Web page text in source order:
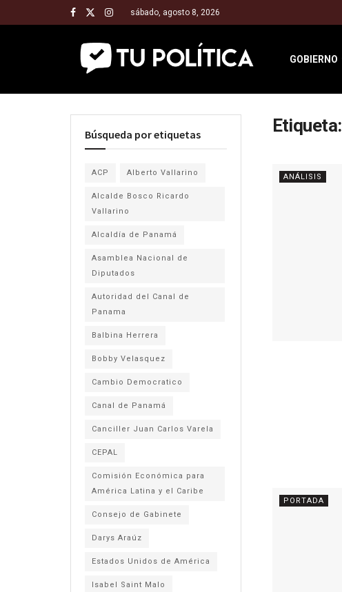
sábado, agosto 8, 2026
GOBIERNO
Etiqueta:
ANÁLISIS
PORTADA
Búsqueda por etiquetas
ACP Alberto Vallarino
Alcalde Bosco Ricardo
Vallarino
Alcaldía de Panamá
Asamblea Nacional de
Diputados
Autoridad del Canal de
Panama
Balbina Herrera
Bobby Velasquez
Cambio Democratico
Canal de Panamá
Canciller Juan Carlos Varela
CEPAL
Comisión Económica para
América Latina y el Caribe
Consejo de Gabinete
Darys Araúz
Estados Unidos de América
Isabel Saint Malo